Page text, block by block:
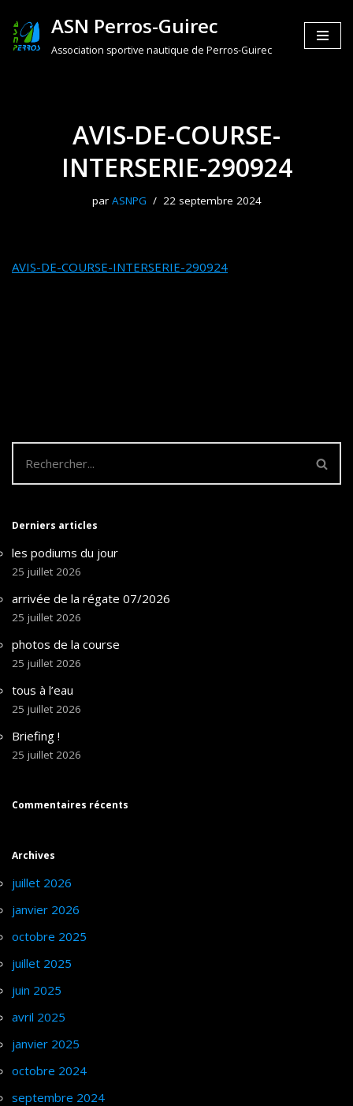
Aller
ASN Perros-Guirec
Association sportive nautique de Perros-Guirec
AVIS-DE-COURSE-
INTERSERIE-290924
par ASNPG 22 septembre 2024
AVIS-DE-COURSE-INTERSERIE-290924
Derniers articles
les podiums du jour
25 juillet 2026
arrivée de la régate 07/2026
25 juillet 2026
photos de la course
25 juillet 2026
tous à l’eau
25 juillet 2026
Briefing !
25 juillet 2026
Commentaires récents
Archives
juillet 2026
janvier 2026
octobre 2025
juillet 2025
juin 2025
avril 2025
janvier 2025
octobre 2024
septembre 2024